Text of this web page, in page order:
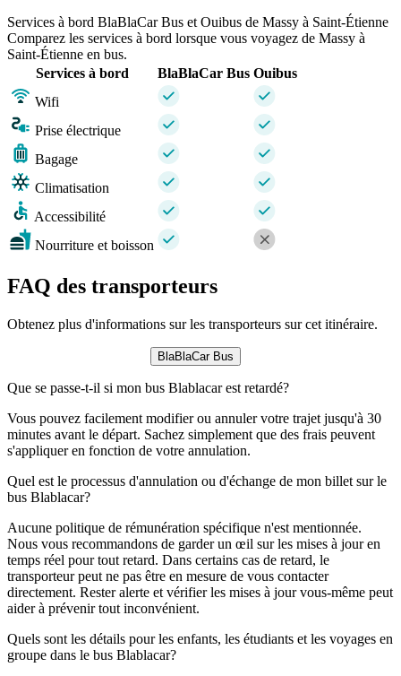
Services à bord BlaBlaCar Bus et Ouibus de Massy à Saint-Étienne
Comparez les services à bord lorsque vous voyagez de Massy à
Saint-Étienne en bus.
Services à bord
BlaBlaCar Bus Ouibus
Wifi
Prise électrique
Bagage
Climatisation
Accessibilité
Nourriture et boisson
FAQ des transporteurs
Obtenez plus d'informations sur les transporteurs sur cet itinéraire.
BlaBlaCar Bus
Que se passe-t-il si mon bus Blablacar est retardé?
Vous pouvez facilement modifier ou annuler votre trajet jusqu'à 30
minutes avant le départ. Sachez simplement que des frais peuvent
s'appliquer en fonction de votre annulation.
Quel est le processus d'annulation ou d'échange de mon billet sur le
bus Blablacar?
Aucune politique de rémunération spécifique n'est mentionnée.
Nous vous recommandons de garder un œil sur les mises à jour en
temps réel pour tout retard. Dans certains cas de retard, le
transporteur peut ne pas être en mesure de vous contacter
directement. Rester alerte et vérifier les mises à jour vous-même peut
aider à prévenir tout inconvénient.
Quels sont les détails pour les enfants, les étudiants et les voyages en
groupe dans le bus Blablacar?